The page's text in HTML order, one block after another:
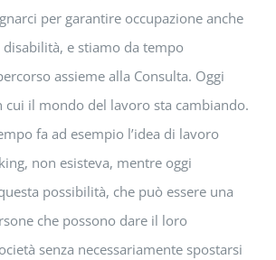
per garantire occupazione anche
e stiamo da tempo
assieme alla Consulta. Oggi
il mondo del lavoro sta cambiando.
fa ad esempio l’idea di lavoro
non esisteva, mentre oggi
possibilità, che può essere una
che possono dare il loro
senza necessariamente spostarsi